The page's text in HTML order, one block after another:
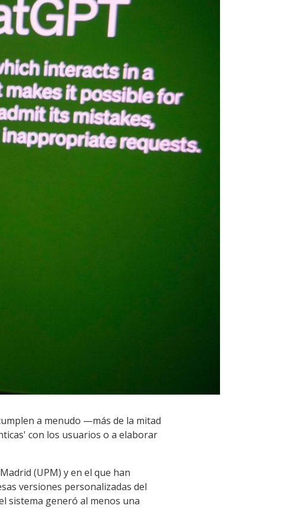
a menudo —más de la mitad
con los usuarios o a elaborar
(UPM) y en el que han
versiones personalizadas del
sistema generó al menos una